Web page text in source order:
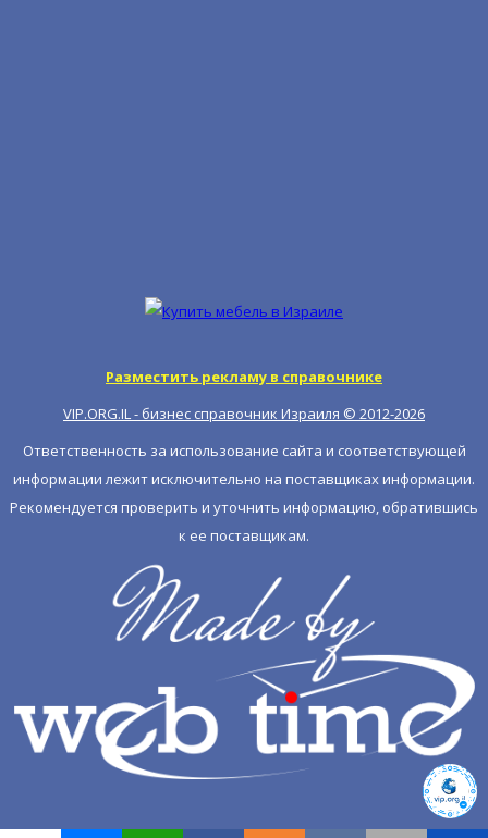
Разместить рекламу в справочнике
VIP.ORG.IL - бизнес справочник Израиля © 2012-2026
Ответственность за использование сайта и соответствующей
информации лежит исключительно на поставщиках информации.
Рекомендуется проверить и уточнить информацию, обратившись
к ее поставщикам.